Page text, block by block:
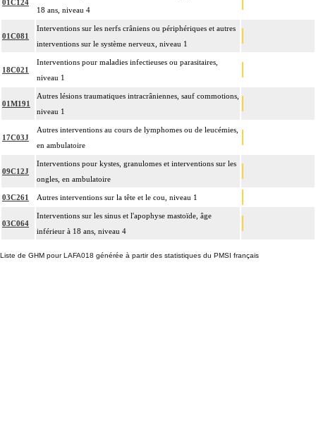
01C124
18 ans, niveau 4
01C081
Interventions sur les nerfs crâniens ou périphériques et autres
interventions sur le système nerveux, niveau 1
18C021
Interventions pour maladies infectieuses ou parasitaires,
niveau 1
01M191
Autres lésions traumatiques intracrâniennes, sauf commotions,
niveau 1
17C03J
Autres interventions au cours de lymphomes ou de leucémies,
en ambulatoire
09C12J
Interventions pour kystes, granulomes et interventions sur les
ongles, en ambulatoire
03C261 Autres interventions sur la tête et le cou, niveau 1
03C064
Interventions sur les sinus et l'apophyse mastoïde, âge
inférieur à 18 ans, niveau 4
Liste de GHM pour LAFA018 générée à partir des statistiques du PMSI français